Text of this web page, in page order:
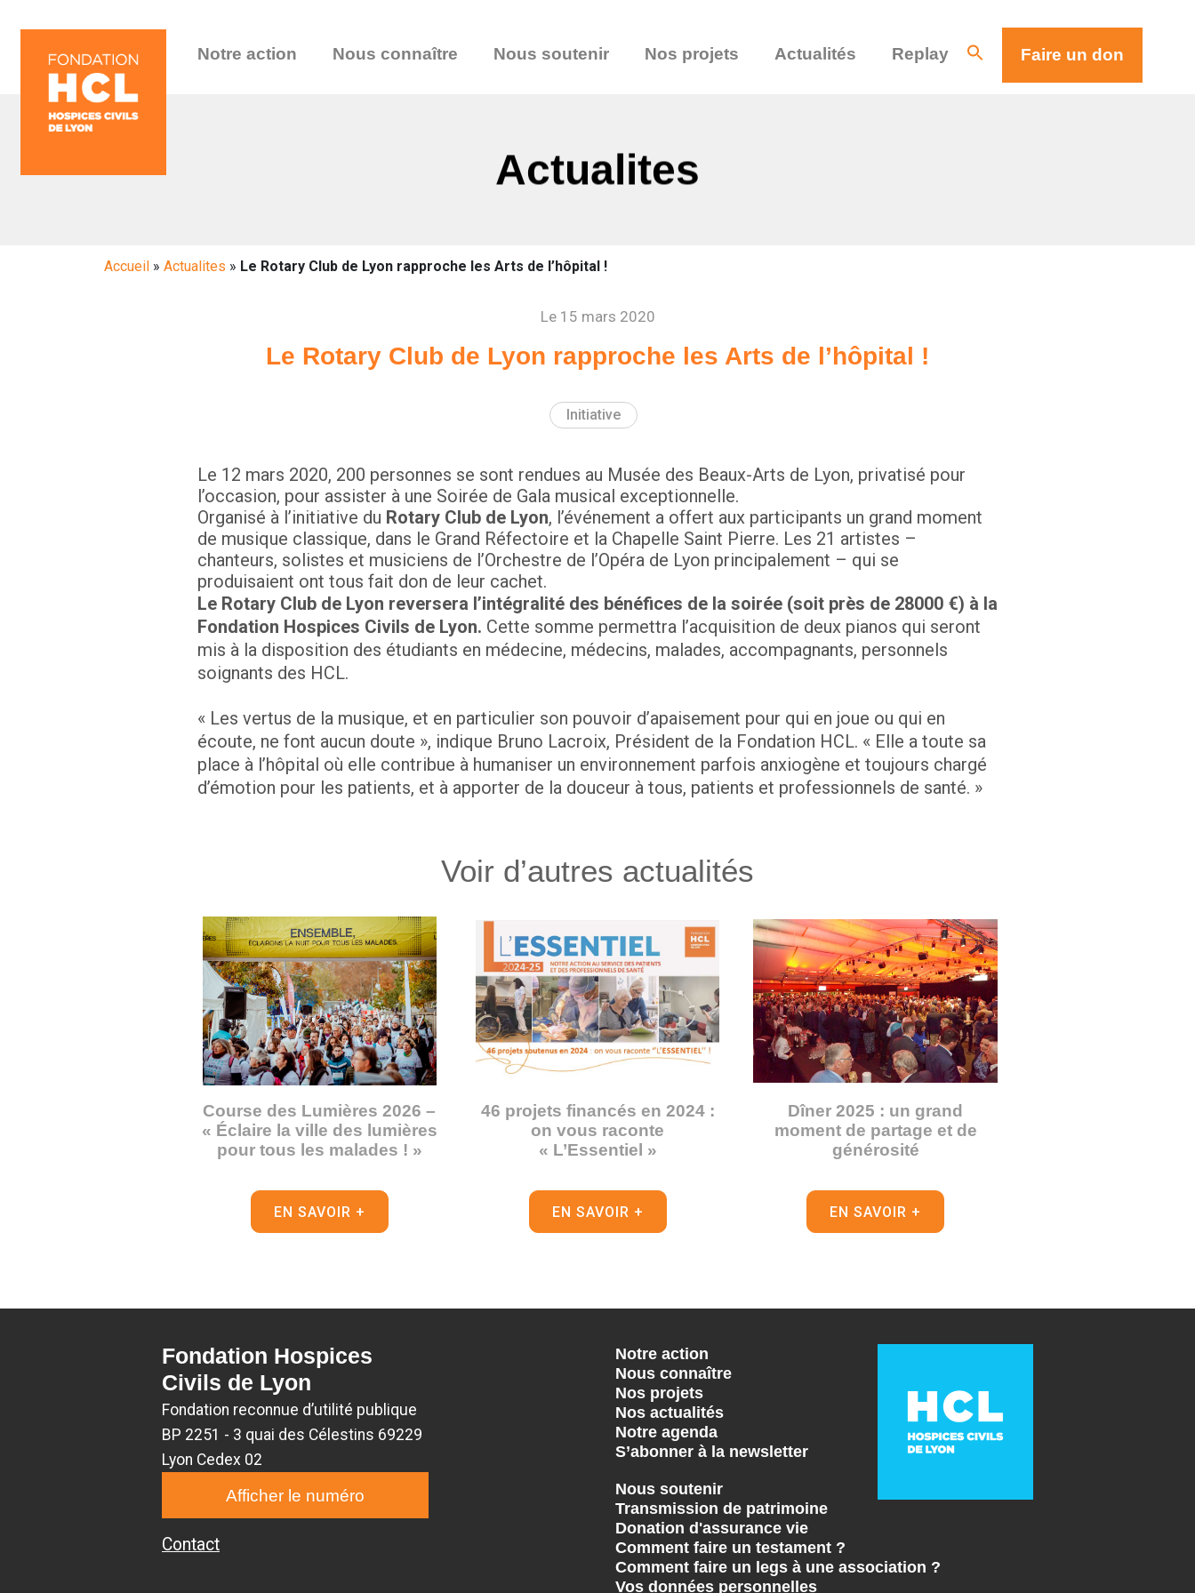
Notre action Nous connaître Nous soutenir Nos projets Actualités Replay Faire un don
Actualites
Accueil » Actualites » Le Rotary Club de Lyon rapproche les Arts de l’hôpital !
Le 15 mars 2020
Le Rotary Club de Lyon rapproche les Arts de l’hôpital !
Initiative
Le 12 mars 2020, 200 personnes se sont rendues au Musée des Beaux-Arts de Lyon, privatisé pour
l’occasion, pour assister à une Soirée de Gala musical exceptionnelle.
Organisé à l’initiative du Rotary Club de Lyon, l’événement a offert aux participants un grand moment
de musique classique, dans le Grand Réfectoire et la Chapelle Saint Pierre. Les 21 artistes –
chanteurs, solistes et musiciens de l’Orchestre de l’Opéra de Lyon principalement – qui se
produisaient ont tous fait don de leur cachet.
Le Rotary Club de Lyon reversera l’intégralité des bénéfices de la soirée (soit près de 28000 €) à la
Fondation Hospices Civils de Lyon. Cette somme permettra l’acquisition de deux pianos qui seront
mis à la disposition des étudiants en médecine, médecins, malades, accompagnants, personnels
soignants des HCL.
« Les vertus de la musique, et en particulier son pouvoir d’apaisement pour qui en joue ou qui en
écoute, ne font aucun doute », indique Bruno Lacroix, Président de la Fondation HCL. « Elle a toute sa
place à l’hôpital où elle contribue à humaniser un environnement parfois anxiogène et toujours chargé
d’émotion pour les patients, et à apporter de la douceur à tous, patients et professionnels de santé. »
Voir d’autres actualités
Course des Lumières 2026 –
« Éclaire la ville des lumières
pour tous les malades ! »
EN SAVOIR +
46 projets financés en 2024 :
on vous raconte
« L’Essentiel »
EN SAVOIR +
Dîner 2025 : un grand
moment de partage et de
générosité
EN SAVOIR +
Fondation Hospices
Civils de Lyon
Fondation reconnue d’utilité publique
BP 2251 - 3 quai des Célestins 69229
Lyon Cedex 02
Afficher le numéro
Contact
Notre action
Nous connaître
Nos projets
Nos actualités
Notre agenda
S’abonner à la newsletter
Nous soutenir
Transmission de patrimoine
Donation d'assurance vie
Comment faire un testament ?
Comment faire un legs à une association ?
Vos données personnelles